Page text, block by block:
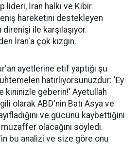
lideri, İran halkı ve Kibir
hareketini destekleyen
ile karşılaşıyor.
İran'a çok kızgın.
ayetlerine etıf yaptığı şu
hatırlıyorsunuzdur: 'Ey
kininizle geberin!' Ayetullah
olarak ABD'nin Batı Asya ve
ve gücünü kaybettiğini
olacağını söyledi.
bu analizi ve size göre onu